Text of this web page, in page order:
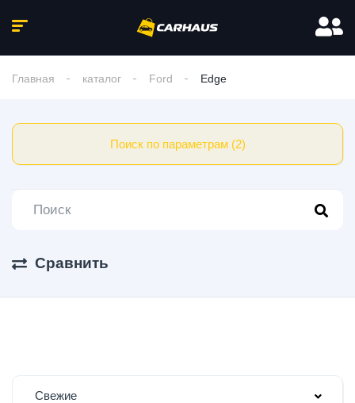
Главная каталог Ford Edge
Поиск по параметрам (2)
Сравнить
Свежие